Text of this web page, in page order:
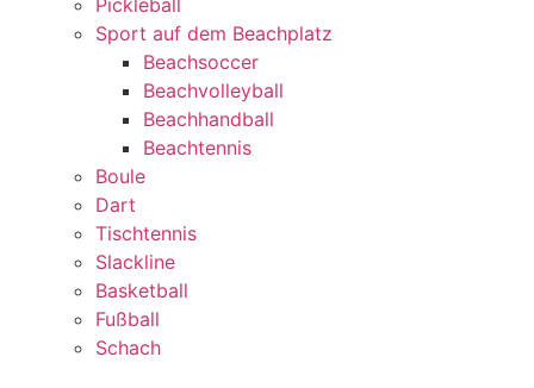
Pickleball
Sport auf dem Beachplatz
Beachsoccer
Beachvolleyball
Beachhandball
Beachtennis
Boule
Dart
Tischtennis
Slackline
Basketball
Fußball
Schach